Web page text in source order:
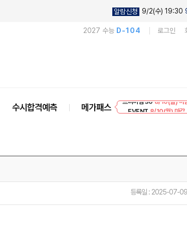
알람신청 9/2(수) 19:30
2027 수능 D-104 로그인
수시합격예측 메가패스
EVENT
8/10(월) 마감
등록일 : 2025-07-